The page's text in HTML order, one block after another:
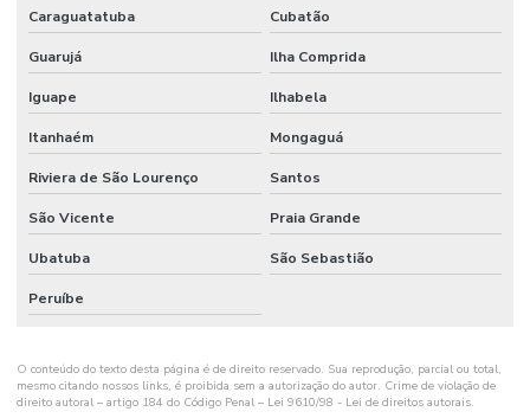
Micropipeta para laboratório
Microscópio invertido preço
Microtubo para centrífuga
Multiparâmetros
Papel filtro laboratório
Papel filtro qualitativo
Pass through para laboratório
Caraguatatuba Cubatão
Guarujá Ilha Comprida
Iguape Ilhabela
Itanhaém Mongaguá
Riviera de São Lourenço Santos
São Vicente Praia Grande
Ubatuba São Sebastião
Peruíbe
O conteúdo do texto desta página é de direito reservado. Sua reprodução, parcial ou total,
mesmo citando nossos links, é proibida sem a autorização do autor. Crime de violação de
direito autoral – artigo 184 do Código Penal – Lei 9610/98 - Lei de direitos autorais.